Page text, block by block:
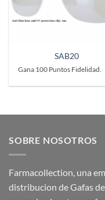
SAB20
Gana 100Puntos Fidelidad.
SOBRE NOSOTROS
Farmacollection, una
distribucion de Gafas